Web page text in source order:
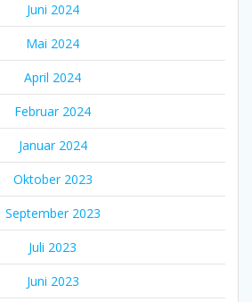
Juni 2024
Mai 2024
April 2024
Februar 2024
Januar 2024
Oktober 2023
September 2023
Juli 2023
Juni 2023